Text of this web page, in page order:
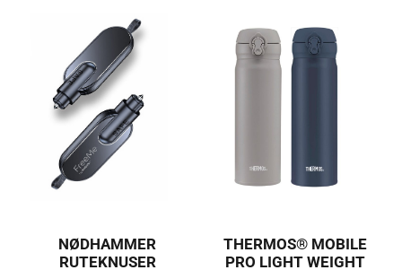
NØDHAMMER
RUTEKNUSER
THERMOS® MOBILE
PRO LIGHT WEIGHT